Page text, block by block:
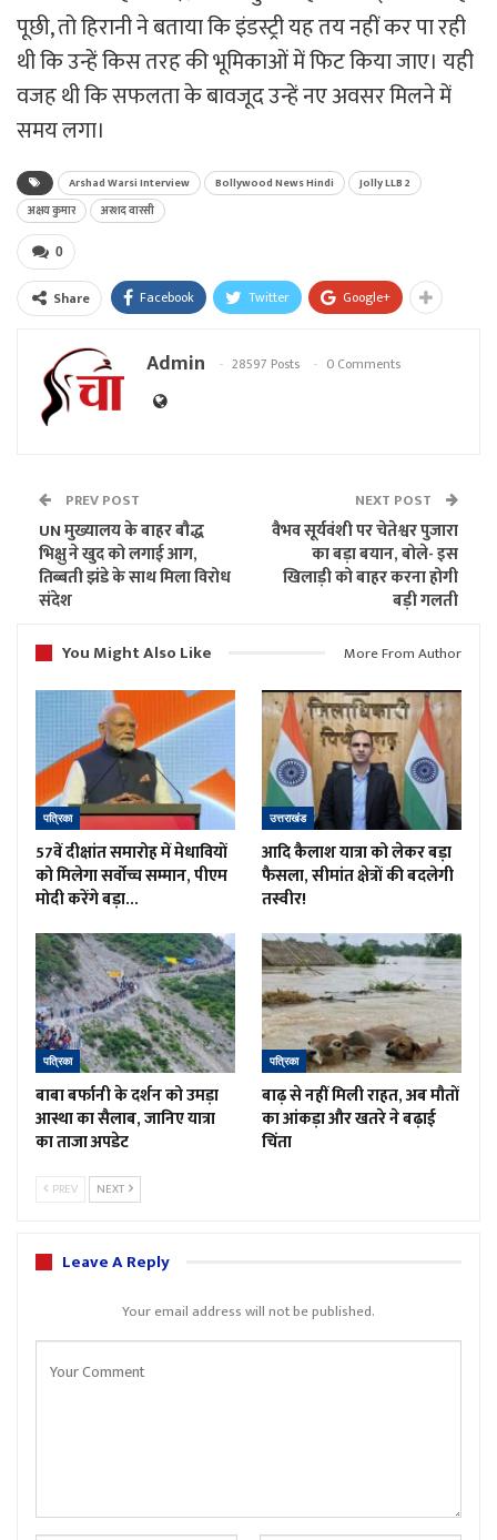
पूछी, तो हिरानी ने बताया कि इंडस्ट्री यह तय नहीं कर पा रही
थी कि उन्हें किस तरह की भूमिकाओं में फिट किया जाए। यही
वजह थी कि सफलता के बावजूद उन्हें नए अवसर मिलने में
समय लगा।
Arshad Warsi Interview Bollywood News Hindi
Jolly LLB 2
अक्षय कुमार
अरशद वारसी
0
Share Facebook Twitter Google+
Admin 28597 Posts 0 Comments
PREV POST
UN मुख्यालय के बाहर बौद्ध
भिक्षु ने खुद को लगाई आग,
तिब्बती झंडे के साथ मिला विरोध
संदेश
NEXT POST
वैभव सूर्यवंशी पर चेतेश्वर पुजारा
का बड़ा बयान, बोले- इस
खिलाड़ी को बाहर करना होगी
बड़ी गलती
You Might Also Like
More From Author
पत्रिका
57वें दीक्षांत समारोह में मेधावियों
को मिलेगा सर्वोच्च सम्मान, पीएम
मोदी करेंगे बड़ा…
उत्तराखंड
आदि कैलाश यात्रा को लेकर बड़ा
फैसला, सीमांत क्षेत्रों की बदलेगी
तस्वीर!
पत्रिका
बाबा बर्फानी के दर्शन को उमड़ा
आस्था का सैलाब, जानिए यात्रा
का ताजा अपडेट
पत्रिका
बाढ़ से नहीं मिली राहत, अब मौतों
का आंकड़ा और खतरे ने बढ़ाई
चिंता
PREV NEXT
Leave A Reply
Your email address will not be published.